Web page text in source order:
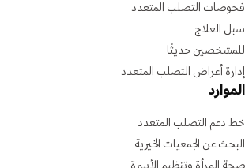
فحوصات التصلب المتعدد
سبل العلاج
للمشخصين حديثًا
إدارة أعراض التصلب المتعدد
الموارد
خط دعم التصلب المتعدد
البحث عن الجمعيات الخيرية